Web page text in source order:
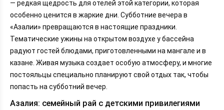
— редкая щедрость для отелей этой категории, которая
особенно ценится в жаркие дни. Субботние вечера в
«Азалии» превращаются в настоящие праздники.
Тематические ужины на открытом воздухе у бассейна
радуют гостей блюдами, приготовленными на мангале и в
казане. Живая музыка создает особую атмосферу, и многие
постояльцы специально планируют свой отдых так, чтобы
попасть на субботний вечер.
Азалия: семейный рай с детскими привилегиями